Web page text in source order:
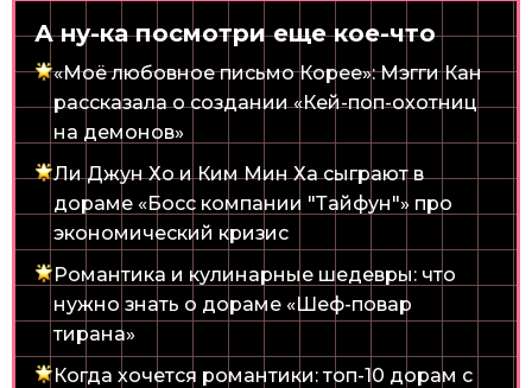
А ну-ка посмотри еще кое-что
«Моё любовное письмо Корее»: Мэгги Кан
рассказала о создании «Кей-поп-охотниц
на демонов»
Ли Джун Хо и Ким Мин Ха сыграют в
дораме «Босс компании "Тайфун"» про
экономический кризис
Романтика и кулинарные шедевры: что
нужно знать о дораме «Шеф-повар
тирана»
Когда хочется романтики: топ-10 дорам с